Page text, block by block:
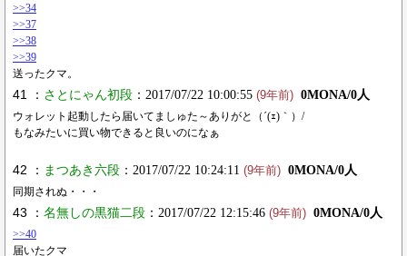
>>34
>>37
>>38
>>39
送ったクマ。
41 ： さとにゃん初段 ：2017/07/22 10:00:55 (9年前) 0MONA/0人
ウォレット起動したら届いてましゅた～ありがと（´(ｪ)｀）/
もなみたいに買い物できると良いのになぁ
42 ： まつあき六段 ：2017/07/22 10:24:11 (9年前) 0MONA/0人
同期されぬ・・・
43 ： 名無しの黒猫二段 ：2017/07/22 12:15:46 (9年前) 0MONA/0人
>>40
届いたクマ